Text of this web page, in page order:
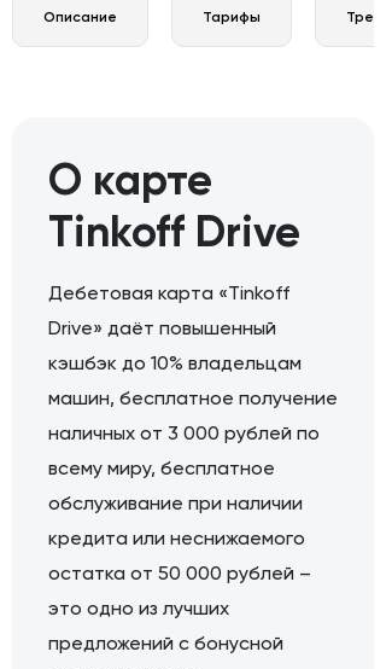
Описание Тарифы
О карте
Tinkoff Drive
Дебетовая карта «Tinkoff
Drive» даёт повышенный
кэшбэк до 10% владельцам
машин, бесплатное получение
наличных от 3 000 рублей по
всему миру, бесплатное
обслуживание при наличии
кредита или неснижаемого
остатка от 50 000 рублей –
это одно из лучших
предложений с бонусной